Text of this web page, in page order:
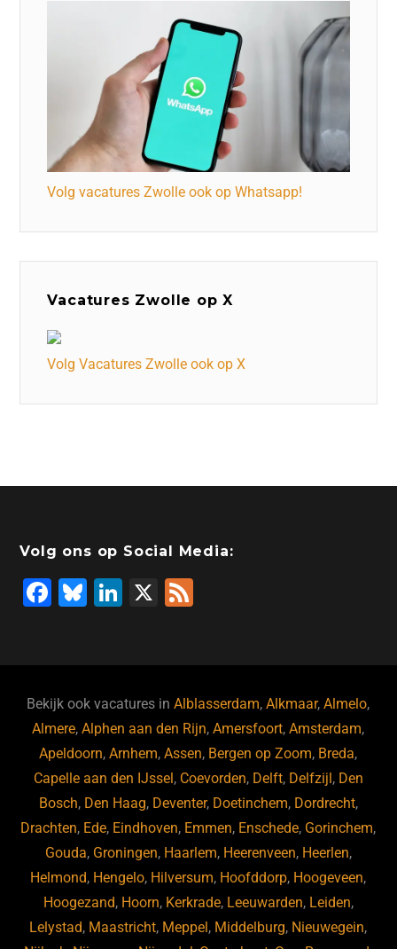
Volg vacatures Zwolle ook op Whatsapp!
Vacatures Zwolle op X
Volg Vacatures Zwolle ook op X
Volg ons op Social Media:
F
b
o
o
k
Bl
ky
Li
dI
n
X
Bekijk ook vacatures inAlblasserdam,Alkmaar,Almelo,
Almere,Alphen aan den Rijn,Amersfoort,Amsterdam,
Apeldoorn,Arnhem,Assen, Bergen op Zoom, Breda,
Capelle aan den IJssel , Coevorden, Delft, Delfzijl , Den
Bosch, Den Haag, Deventer, Doetinchem, Dordrecht,
Drachten, Ede, Eindhoven, Emmen, Enschede, Gorinchem,
Gouda, Groningen, Haarlem, Heerenveen, Heerlen,
Helmond, Hengelo, Hilversum, Hoofddorp, Hoogeveen,
Hoogezand, Hoorn, Kerkrade, Leeuwarden, Leiden,
Lelystad, Maastricht, Meppel , Middelburg, Nieuwegein,